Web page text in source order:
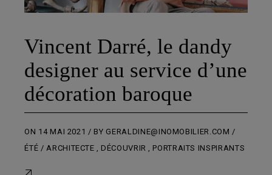
Vincent Darré, le dandy
designer au service d’une
décoration baroque
ON 14 MAI 2021 BY GERALDINE@INOMOBILIER.COM
ÉTÉ
ARCHITECTE , DÉCOUVRIR , PORTRAITS INSPIRANTS